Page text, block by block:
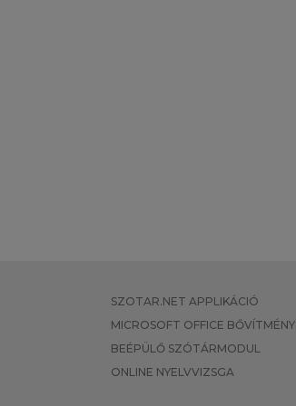
SZOTAR.NET APPLIKÁCIÓ
MICROSOFT OFFICE BŐVÍTMÉNY
BEÉPÜLŐ SZÓTÁRMODUL
ONLINE NYELVVIZSGA